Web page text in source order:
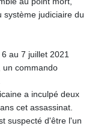
système judiciaire du
au 7 juillet 2021
un commando
a inculpé deux
cet assassinat.
suspecté d'être l'un